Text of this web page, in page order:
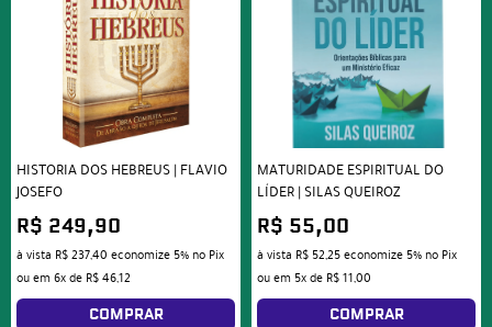
HISTORIA DOS HEBREUS | FLAVIO
JOSEFO
R$ 249,90
à vista R$ 237,40 economize 5% no Pix
ou em 6xde R$ 46,12
COMPRAR
MATURIDADE ESPIRITUAL DO
LÍDER | SILAS QUEIROZ
R$ 55,00
à vista R$ 52,25economize 5% no Pix
ou em 5xde R$ 11,00
COMPRAR